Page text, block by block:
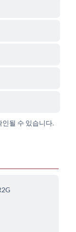
인될 수 있습니다.